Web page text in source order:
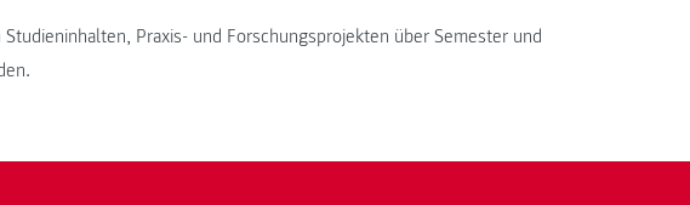
Praxis- und Forschungsprojekten über Semester und